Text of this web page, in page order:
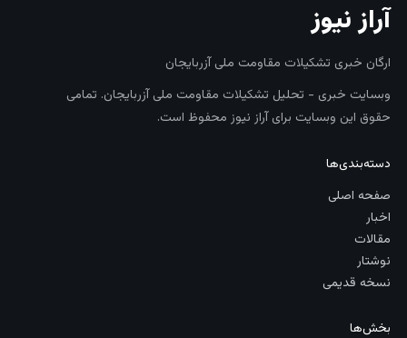
آراز نیوز
ارگان خبری تشکیلات مقاومت ملی آزربایجان
وبسایت خبری - تحلیل تشکیلات مقاومت ملی آزربایجان. تمامی
حقوق این وبسایت برای آراز نیوز محفوظ است.
دسته‌بندی‌ها
صفحه اصلی
اخبار
مقالات
نوشتار
نسخه قدیمی
بخش‌ها